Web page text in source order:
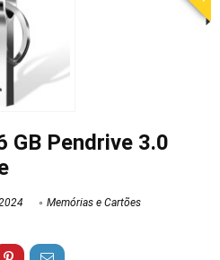
GB Pendrive 3.0
Memórias e Cartões